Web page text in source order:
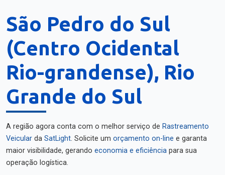
São Pedro do Sul
(Centro Ocidental
Rio-grandense), Rio
Grande do Sul
A região agora conta com o melhor serviço de Rastreamento
Veicular da SatLight. Solicite um orçamento on-line e garanta
maior visibilidade, gerando economia e eficiência para sua
operação logística.